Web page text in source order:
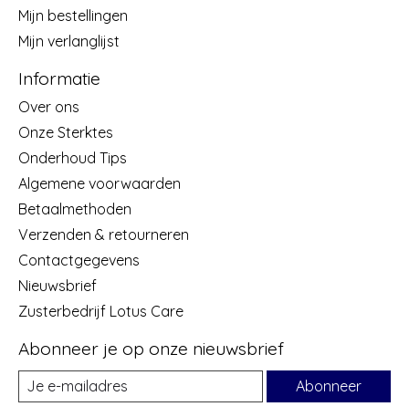
Mijn bestellingen
Mijn verlanglijst
Informatie
Over ons
Onze Sterktes
Onderhoud Tips
Algemene voorwaarden
Betaalmethoden
Verzenden & retourneren
Contactgegevens
Nieuwsbrief
Zusterbedrijf Lotus Care
Abonneer je op onze nieuwsbrief
Abonneer